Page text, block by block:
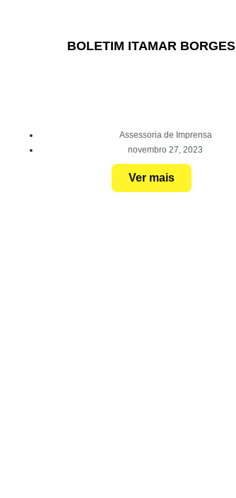
BOLETIM ITAMAR BORGES
Assessoria de Imprensa
novembro 27, 2023
Ver mais